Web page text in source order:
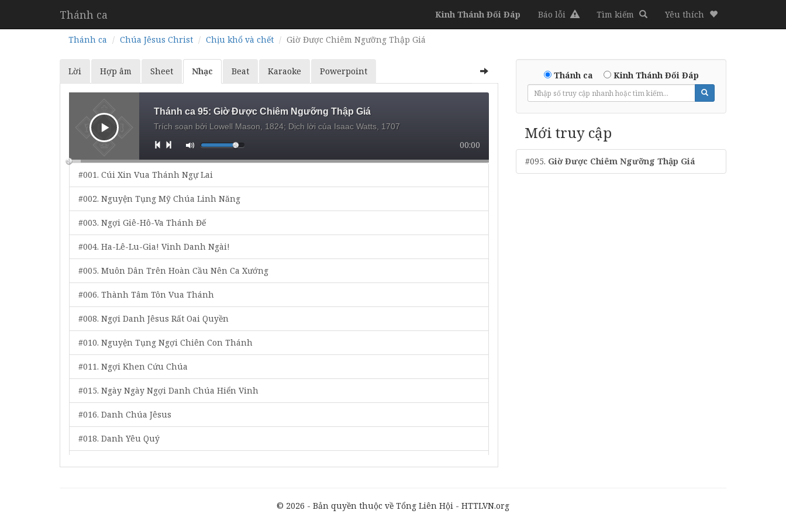
Thánh ca Kinh Thánh Đối Đáp Báo lỗi Tìm kiếm Yêu thích
Thánh ca Chúa Jêsus Christ Chịu khổ và chết Giờ Được Chiêm Ngưỡng Thập Giá
Lời Hợp âm Sheet Nhạc Beat Karaoke Powerpoint
Thánh ca 95: Giờ Được Chiêm Ngưỡng Thập Giá
Trích soạn bởi Lowell Mason, 1824; Dịch lời của Isaac Watts, 1707
00:00
#001. Cúi Xin Vua Thánh Ngự Lai
#002. Nguyện Tụng Mỹ Chúa Linh Năng
#003. Ngợi Giê-Hô-Va Thánh Đế
#004. Ha-Lê-Lu-Gia! Vinh Danh Ngài!
#005. Muôn Dân Trên Hoàn Cầu Nên Ca Xướng
#006. Thành Tâm Tôn Vua Thánh
#008. Ngợi Danh Jêsus Rất Oai Quyền
#010. Nguyện Tụng Ngợi Chiên Con Thánh
#011. Ngợi Khen Cứu Chúa
#015. Ngày Ngày Ngợi Danh Chúa Hiển Vinh
#016. Danh Chúa Jêsus
#018. Danh Yêu Quý
Thánh ca Kinh Thánh Đối Đáp
Mới truy cập
#095. Giờ Được Chiêm Ngưỡng Thập Giá
© 2026 - Bản quyền thuộc về Tổng Liên Hội - HTTLVN.org